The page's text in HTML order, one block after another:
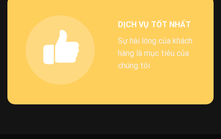
DỊCH VỤ TỐT NHẤT
Sự hài lòng của khách
hàng là mục tiêu của
chúng tôi